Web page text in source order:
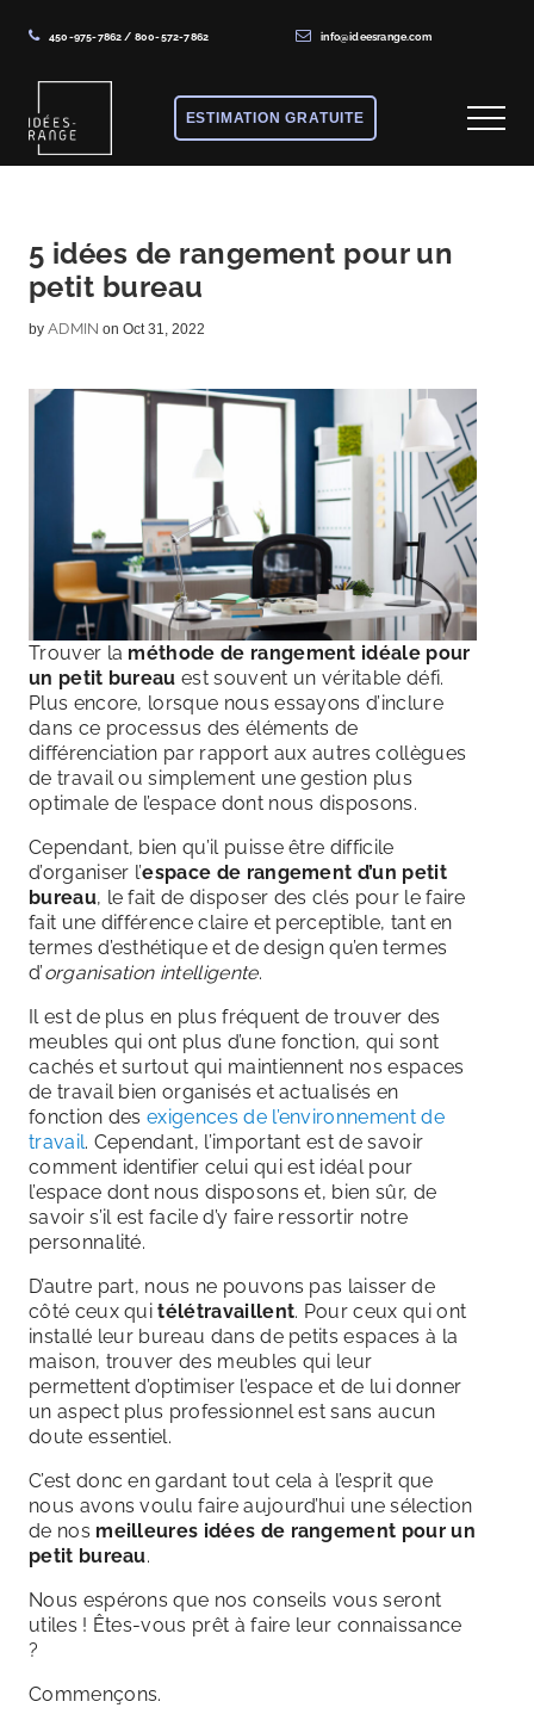
450-975-7862 / 800-572-7862 info@ideesrange.com
main
content
primary
sidebar
footer
rangement
sur
mesure
ESTIMATION GRATUITE Menu
5 idées de rangement pour un
petit bureau
by ADMIN on Oct 31, 2022
Trouver la méthode de rangement idéale pour
un petit bureauest souvent un véritable défi.
Plus encore, lorsque nous essayons d’inclure
dans ce processus des éléments de
différenciation par rapport aux autres collègues
de travail ou simplement une gestion plus
optimale de l’espace dont nous disposons.
Cependant, bien qu’il puisse être difficile
d’organiser l’espace de rangement d’un petit
bureau, le fait de disposer des clés pour le faire
fait une différence claire et perceptible, tant en
termes d’esthétique et de design qu’en termes
d’organisation intelligente.
Il est de plus en plus fréquent de trouver des
meubles qui ont plus d’une fonction, qui sont
cachés et surtout qui maintiennent nos espaces
de travail bien organisés et actualisés en
fonction desexigences de l’environnement de
travail. Cependant, l’important est de savoir
comment identifier celui qui est idéal pour
l’espace dont nous disposons et, bien sûr, de
savoir s’il est facile d’y faire ressortir notre
personnalité.
D’autre part, nous ne pouvons pas laisser de
côté ceux quitélétravaillent. Pour ceux qui ont
installé leur bureau dans de petits espaces à la
maison, trouver des meubles qui leur
permettent d’optimiser l’espace et de lui donner
un aspect plus professionnel est sans aucun
doute essentiel.
C’est donc en gardant tout cela à l’esprit que
nous avons voulu faire aujourd’hui une sélection
de nos meilleures idées de rangement pour un
petit bureau.
Nous espérons que nos conseils vous seront
utiles ! Êtes-vous prêt à faire leur connaissance
?
Commençons.